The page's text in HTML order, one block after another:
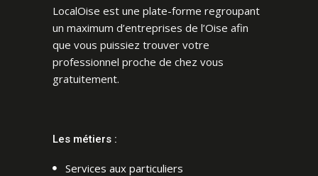
LocalOise est une plate-forme regroupant
un maximum d’entreprises de l’Oise afin
que vous puissiez trouver votre
professionnel proche de chez vous
gratuitement.
Les métiers :
Services aux particuliers